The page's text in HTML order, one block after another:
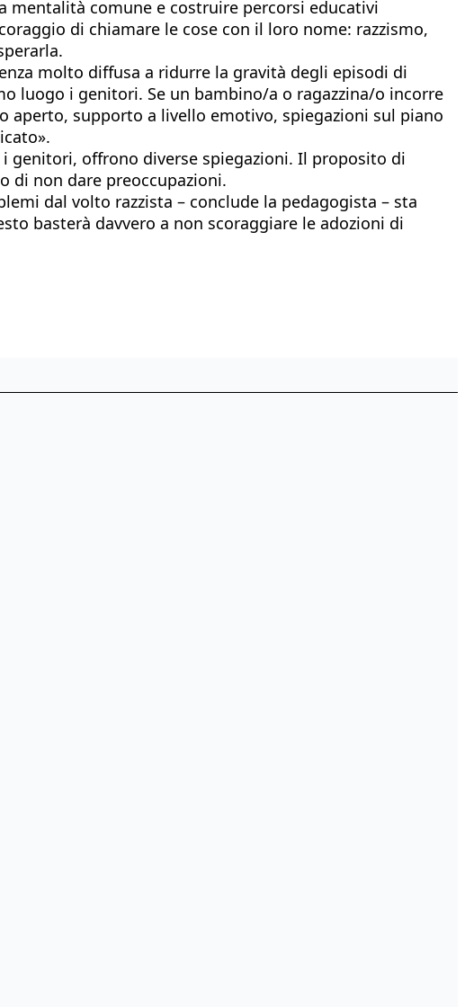
mentalità comune e costruire percorsi educativi
di chiamare le cose con il loro nome: razzismo,
molto diffusa a ridurre la gravità degli episodi di
luogo i genitori. Se un bambino/a o ragazzina/o incorre
aperto, supporto a livello emotivo, spiegazioni sul piano
offrono diverse spiegazioni. Il proposito di
di non dare preoccupazioni.
dal volto razzista – conclude la pedagogista – sta
basterà davvero a non scoraggiare le adozioni di